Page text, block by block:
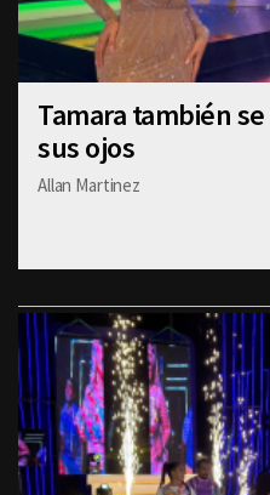
Tamara también
sus ojos
Allan Martinez